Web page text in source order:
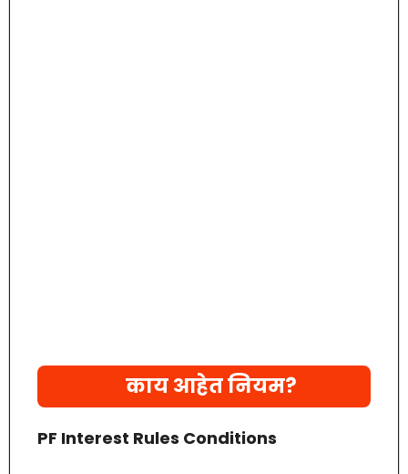
काय आहेत नियम?
PF Interest Rules Conditions